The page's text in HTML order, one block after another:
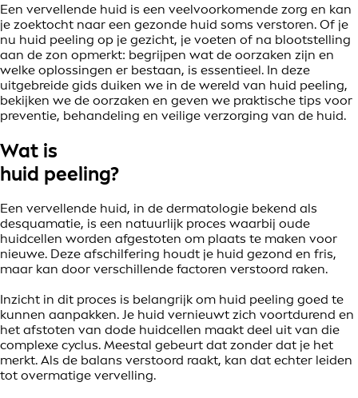
Een vervellende huid is een veelvoorkomende zorg en kan
je zoektocht naar een gezonde huid soms verstoren. Of je
nu huid peeling op je gezicht, je voeten of na blootstelling
aan de zon opmerkt: begrijpen wat de oorzaken zijn en
welke oplossingen er bestaan, is essentieel. In deze
uitgebreide gids duiken we in de wereld van huid peeling,
bekijken we de oorzaken en geven we praktische tips voor
preventie, behandeling en veilige verzorging van de huid.
Wat is
huid peeling?
Een vervellende huid, in de dermatologie bekend als
desquamatie, is een natuurlijk proces waarbij oude
huidcellen worden afgestoten om plaats te maken voor
nieuwe. Deze afschilfering houdt je huid gezond en fris,
maar kan door verschillende factoren verstoord raken.
Inzicht in dit proces is belangrijk om huid peeling goed te
kunnen aanpakken. Je huid vernieuwt zich voortdurend en
het afstoten van dode huidcellen maakt deel uit van die
complexe cyclus. Meestal gebeurt dat zonder dat je het
merkt. Als de balans verstoord raakt, kan dat echter leiden
tot overmatige vervelling.